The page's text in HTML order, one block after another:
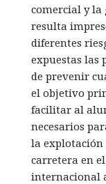
comercial y la
resulta
diferentes
expuestas las
de prevenir
el objetivo
facilitar al
necesarios
la explotación
carretera en
internacional